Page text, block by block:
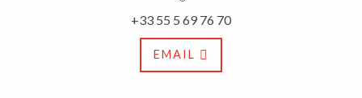
+33 55 5 69 76 70
EMAIL